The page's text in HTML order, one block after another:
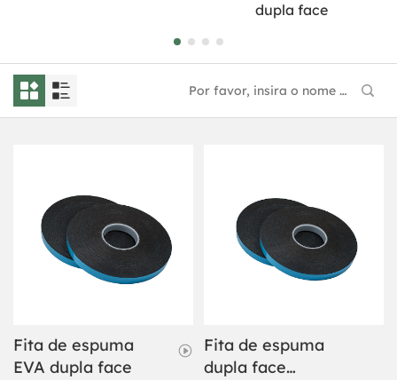
dupla face
Fita de espuma
EVA dupla face
Fita de espuma
dupla face